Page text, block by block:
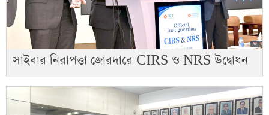
সাইবার নিরাপত্তা জোরদারে CIRS ও NRS উদ্বোধন